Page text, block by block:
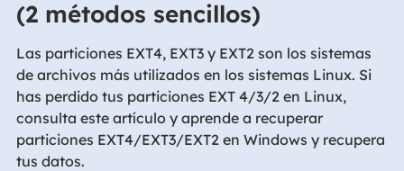
(2 métodos sencillos)
Las particiones EXT4, EXT3 y EXT2 son los sistemas
de archivos más utilizados en los sistemas Linux. Si
has perdido tus particiones EXT 4/3/2 en Linux,
consulta este artículo y aprende a recuperar
particiones EXT4/EXT3/EXT2 en Windows y recupera
tus datos.